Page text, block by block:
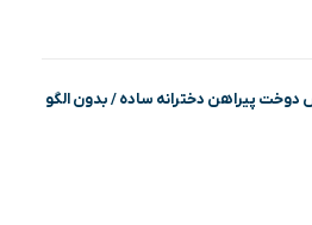
دوخت پیراهن دخترانه ساده / بدون الگو